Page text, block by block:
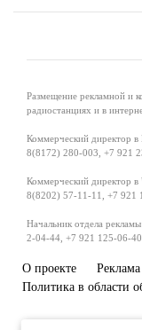
Размещение рекламной и
радиостанциях и в
Коммерческий директор в
8(8172) 280-003, +7 921
Коммерческий директор
8(8202) 57-11-11, +7 921
Начальник отдела
2-04-44, +7 921 125-06-40,
О проекте Реклама
Политика в области